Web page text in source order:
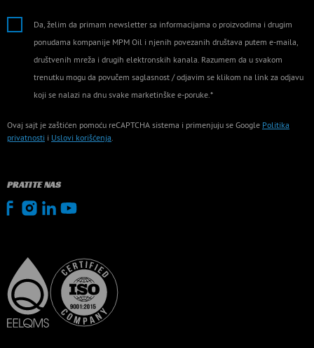
Da, želim da primam newsletter sa informacijama o proizvodima i drugim
ponudama kompanije MPM Oil i njenih povezanih društava putem e-maila,
društvenih mreža i drugih elektronskih kanala. Razumem da u svakom
trenutku mogu da povučem saglasnost / odjavim se klikom na link za odjavu
koji se nalazi na dnu svake marketinške e-poruke.*
Ovaj sajt je zaštićen pomoću reCAPTCHA sistema i primenjuju se Google Politika
privatnosti i Uslovi korišćenja.
PRATITE NAS